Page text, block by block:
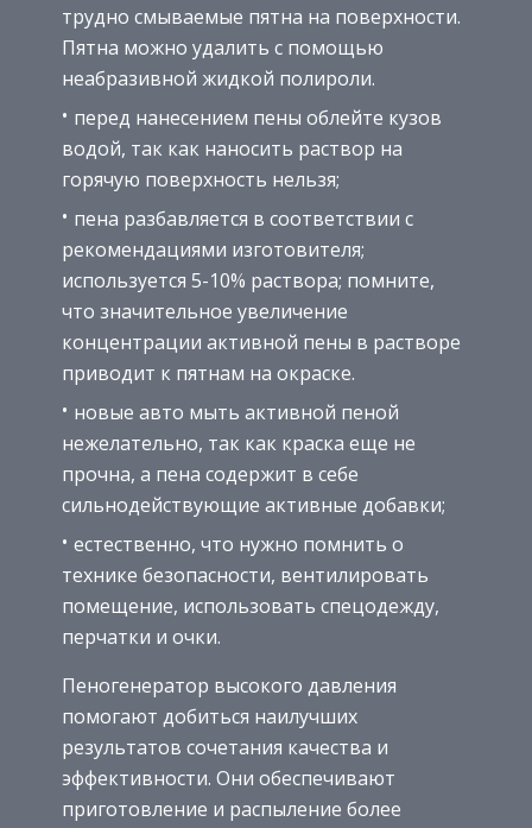
трудно смываемые пятна на поверхности.
Пятна можно удалить с помощью
неабразивной жидкой полироли.
перед нанесением пены облейте кузов
водой, так как наносить раствор на
горячую поверхность нельзя;
пена разбавляется в соответствии с
рекомендациями изготовителя;
используется 5-10% раствора; помните,
что значительное увеличение
концентрации активной пены в растворе
приводит к пятнам на окраске.
новые авто мыть активной пеной
нежелательно, так как краска еще не
прочна, а пена содержит в себе
сильнодействующие активные добавки;
естественно, что нужно помнить о
технике безопасности, вентилировать
помещение, использовать спецодежду,
перчатки и очки.
Пеногенератор высокого давления
помогают добиться наилучших
результатов сочетания качества и
эффективности. Они обеспечивают
приготовление и распыление более